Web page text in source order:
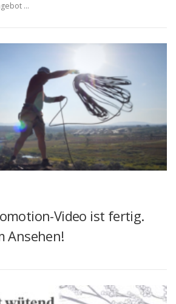
…
Video ist fertig.
Ansehen!